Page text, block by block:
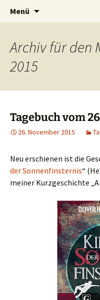
Timo Bader
Willkommen im
Menü
Archiv für den
2015
Tagebuch vom
26. November 2015
Neu erschienen ist die
der Sonnenfinsternis“
meiner Kurzgeschichte